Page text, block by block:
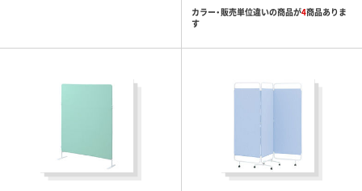
カラー・販売単位違いの商品が4商品ありま
す